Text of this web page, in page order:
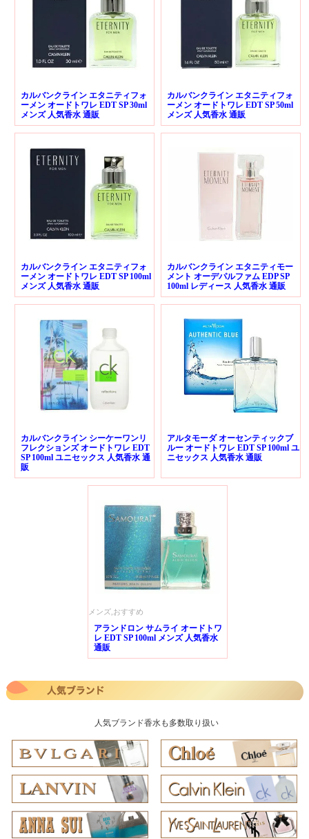
カルバンクライン エタニティフォ
ーメン オードトワレ EDT SP 30ml
メンズ 人気香水 通販
カルバンクライン エタニティフォ
ーメン オードトワレ EDT SP 50ml
メンズ 人気香水 通販
カルバンクライン エタニティフォ
ーメン オードトワレ EDT SP 100ml
メンズ 人気香水 通販
カルバンクライン エタニティモー
メント オーデパルファム EDP SP
100ml レディース 人気香水 通販
カルバンクライン シーケーワンリ
フレクションズ オードトワレ EDT
SP 100ml ユニセックス 人気香水 通
販
アルタモーダ オーセンティックブ
ルー オードトワレ EDT SP 100ml ユ
ニセックス 人気香水 通販
メンズ,おすすめ
アランドロン サムライ オードトワ
レ EDT SP 100ml メンズ 人気香水
通販
人気ブランド香水も多数取り扱い